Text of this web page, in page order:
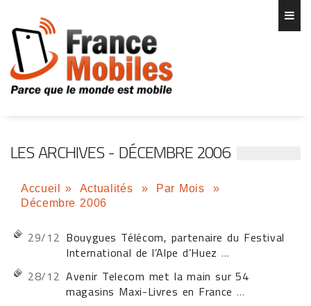
LES ARCHIVES - DÉCEMBRE 2006
Accueil » Actualités » Par Mois
»
Décembre 2006
29/12 Bouygues Télécom, partenaire du Festival
International de l’Alpe d’Huez ...
28/12 Avenir Telecom met la main sur 54
magasins Maxi-Livres en France ...